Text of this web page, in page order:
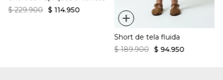
$ 229.900 $ 114.950 +
Short de tela fluida
$ 189.900 $ 94.950